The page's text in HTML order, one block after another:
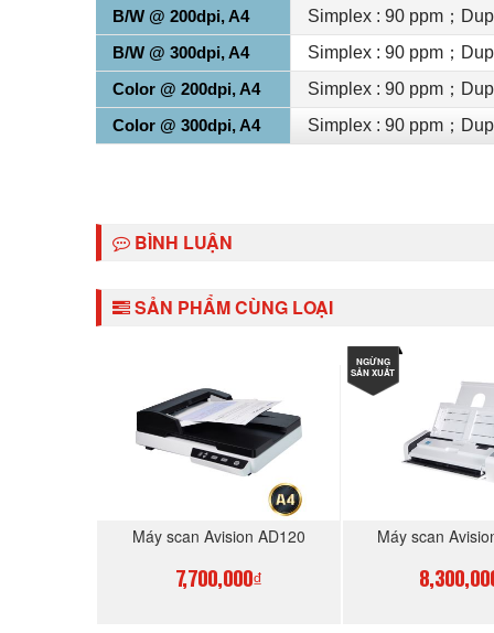
B/W @ 200dpi, A4
Simplex : 90 ppm；
B/W @ 300dpi, A4
Simplex : 90 ppm；
Color @ 200dpi, A4
Simplex : 90 ppm；
Color @ 300dpi, A4
Simplex : 90 ppm；
BÌNH LUẬN
SẢN PHẨM CÙNG LOẠI
Máy scan Avision AD120
7,700,000₫
NGỪNG
SẢN XUẤT
Máy scan